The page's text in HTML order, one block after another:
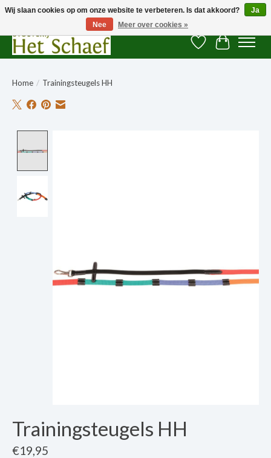
Verlanglijst
Home / Trainingsteugels HH
Trainingsteugels HH
€19,95
Wij slaan cookies op om onze website te verbeteren. Is dat akkoord?
Ja
Nee
Meer over cookies »